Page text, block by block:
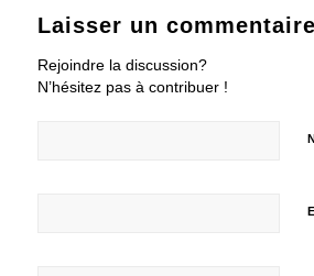
Laisser un commentaire
Rejoindre la discussion?
N’hésitez pas à contribuer !